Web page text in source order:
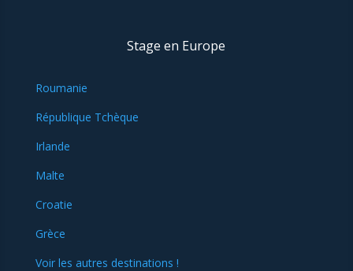
Stage en Europe
Roumanie
République Tchèque
Irlande
Malte
Croatie
Grèce
Voir les autres destinations !